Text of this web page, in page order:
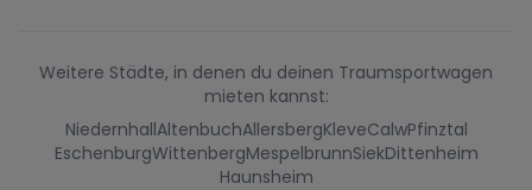
Weitere Städte, in denen du deinen Traumsportwagen
mieten kannst:
NiedernhallAltenbuchAllersbergKleveCalwPfinztal
EschenburgWittenbergMespelbrunnSiekDittenheim
Haunsheim